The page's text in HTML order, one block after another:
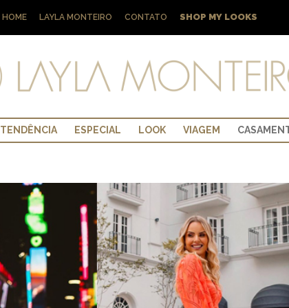
HOME LAYLA MONTEIRO CONTATO SHOP MY LOOKS
TENDÊNCIA ESPECIAL LOOK VIAGEM